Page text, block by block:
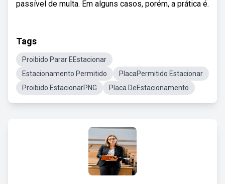
passível de multa. Em alguns casos, porém, a prática é.
Tags
Proibido Parar EEstacionar
Estacionamento Permitido
PlacaPermitido Estacionar
Proibido EstacionarPNG
Placa DeEstacionamento